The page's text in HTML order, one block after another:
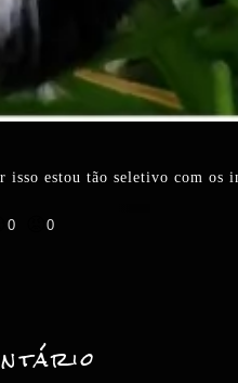
isso estou tão seletivo com os
0 0